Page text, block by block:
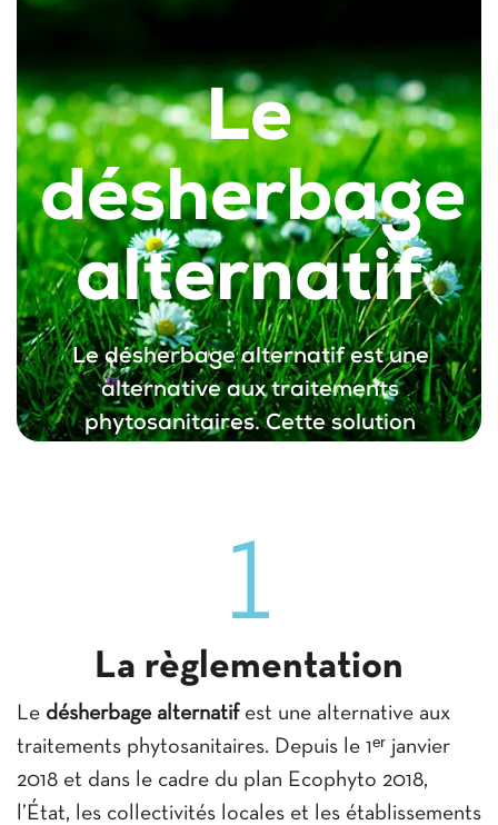
Le
désherbage
alternatif
Le désherbage alternatif est une
alternative aux traitements
phytosanitaires. Cette solution
1
La règlementation
Le désherbage alternatifest une alternative aux
traitements phytosanitaires. Depuis le 1ᵉʳ janvier
2018 et dans le cadre du plan Ecophyto 2018,
l’État, les collectivités locales et les établissements